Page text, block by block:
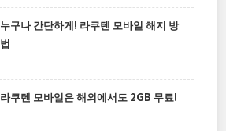
누구나 간단하게! 라쿠텐 모바일 해지 방
법
라쿠텐 모바일은 해외에서도 2GB 무료!